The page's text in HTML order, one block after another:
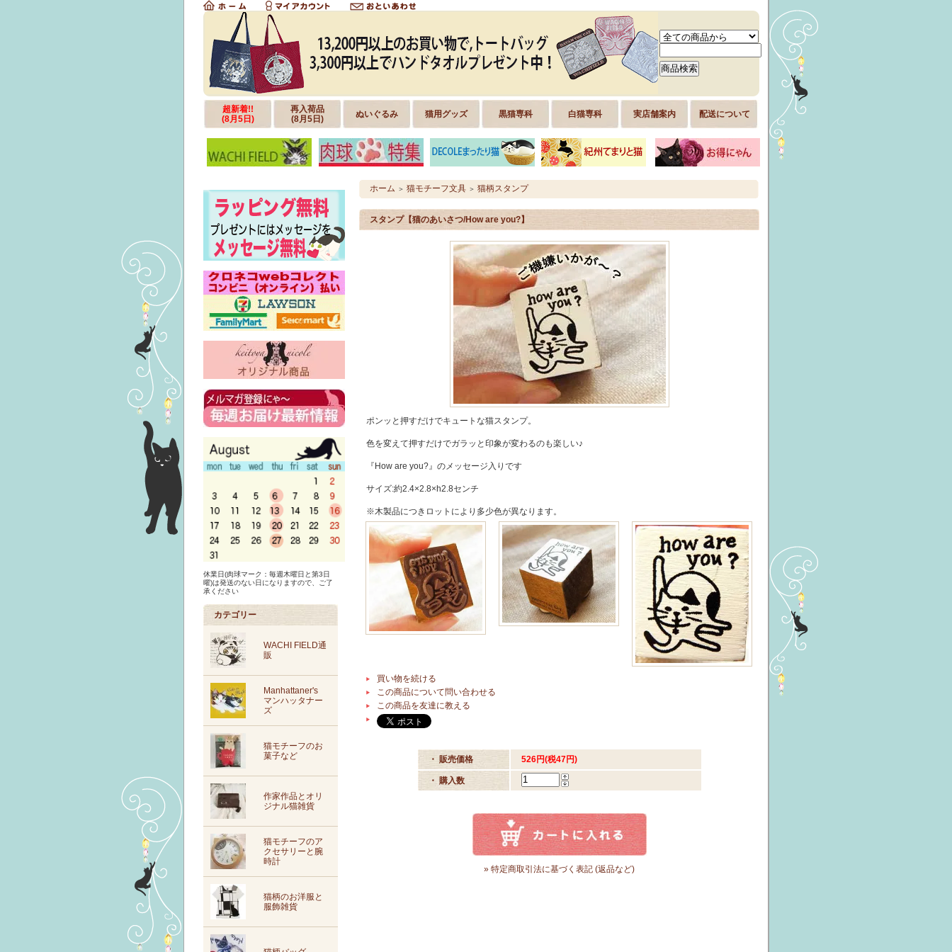
超新着!!
(8月5日)
再入荷品
(8月5日)
ぬいぐるみ 猫用グッズ 黒猫専科 白猫専科 実店舗案内 配送について
休業日(肉球マーク：毎週木曜日と第3日
曜)は発送のない日になりますので、ご了
承ください
カテゴリー
WACHI FIELD通
販
Manhattaner's
マンハッタナー
ズ
猫モチーフのお
菓子など
作家作品とオリ
ジナル猫雑貨
猫モチーフのア
クセサリーと腕
時計
猫柄のお洋服と
服飾雑貨
ホーム ＞ 猫モチーフ文具 ＞ 猫柄スタンプ
スタンプ【猫のあいさつ/How are you?】
ポンッと押すだけでキュートな猫スタンプ。
色を変えて押すだけでガラッと印象が変わるのも楽しい♪
『How are you?』のメッセージ入りです
サイズ:約2.4×2.8×h2.8センチ
※木製品につきロットにより多少色が異なります。
買い物を続ける
この商品について問い合わせる
この商品を友達に教える
・ 販売価格 526円(税47円)
・ 購入数
» 特定商取引法に基づく表記 (返品など)